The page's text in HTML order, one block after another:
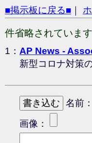
■掲示板に戻る■
件省略されています
1： AP News -
新型コロナ対策
名前：
画像：